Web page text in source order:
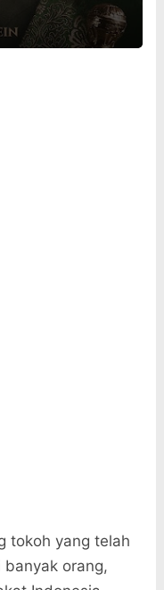
tokoh yang telah
orang,